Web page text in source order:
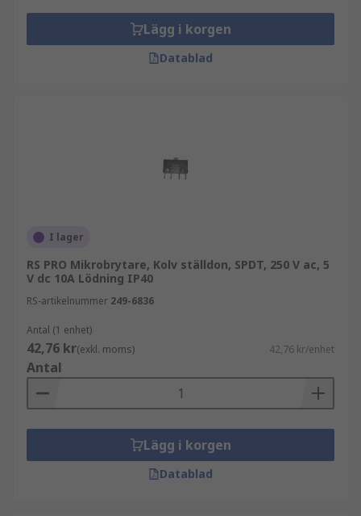
Lägg i korgen
Datablad
I lager
RS PRO Mikrobrytare, Kolv ställdon, SPDT, 250 V ac, 5
V dc 10A Lödning IP40
RS-artikelnummer 249-6836
Antal (1 enhet)
42,76 kr(exkl. moms) 42,76 kr/enhet
Antal
Lägg i korgen
Datablad